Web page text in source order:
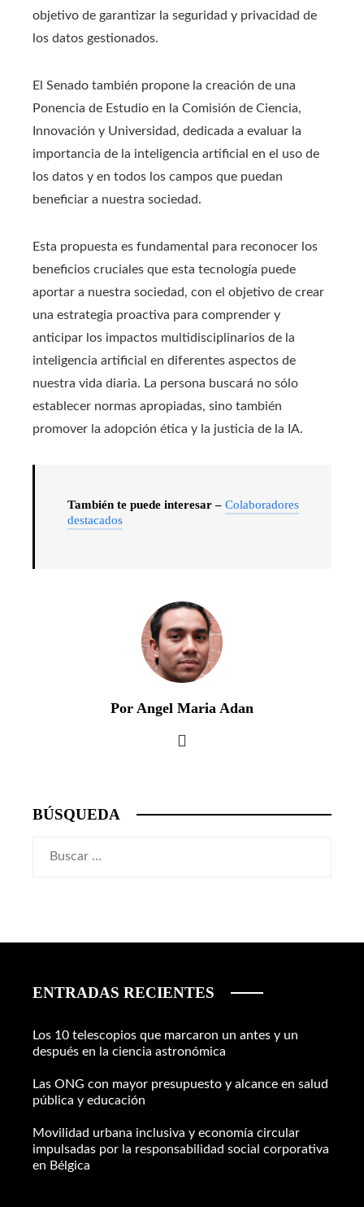
objetivo de garantizar la seguridad y privacidad de
los datos gestionados.
El Senado también propone la creación de una
Ponencia de Estudio en la Comisión de Ciencia,
Innovación y Universidad, dedicada a evaluar la
importancia de la inteligencia artificial en el uso de
los datos y en todos los campos que puedan
beneficiar a nuestra sociedad.
Esta propuesta es fundamental para reconocer los
beneficios cruciales que esta tecnología puede
aportar a nuestra sociedad, con el objetivo de crear
una estrategia proactiva para comprender y
anticipar los impactos multidisciplinarios de la
inteligencia artificial en diferentes aspectos de
nuestra vida diaria. La persona buscará no sólo
establecer normas apropiadas, sino también
promover la adopción ética y la justicia de la IA.
También te puede interesar – Colaboradores
destacados
Por Angel Maria Adan
BÚSQUEDA
ENTRADAS RECIENTES
Los 10 telescopios que marcaron un antes y un
después en la ciencia astronómica
Las ONG con mayor presupuesto y alcance en salud
pública y educación
Movilidad urbana inclusiva y economía circular
impulsadas por la responsabilidad social corporativa
en Bélgica